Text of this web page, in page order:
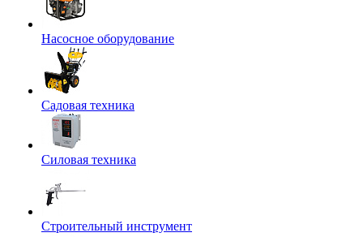
Насосное оборудование
Садовая техника
Силовая техника
Строительный инструмент